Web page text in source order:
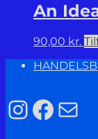
An
90,00 kr.
Mail